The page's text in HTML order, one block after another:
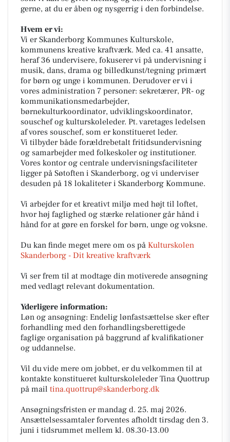
gerne, at du er åben og nysgerrig i den forbindelse.
Hvem er vi:
Vi er Skanderborg Kommunes Kulturskole,
kommunens kreative kraftværk. Med ca. 41 ansatte,
heraf 36 undervisere, fokuserer vi på undervisning i
musik, dans, drama og billedkunst/tegning primært
for børn og unge i kommunen. Derudover er vi i
vores administration 7 personer: sekretærer, PR- og
kommunikationsmedarbejder,
børnekulturkoordinator, udviklingskoordinator,
souschef og kulturskoleleder. Pt. varetages ledelsen
af vores souschef, som er konstitueret leder.
Vi tilbyder både forældrebetalt fritidsundervisning
og samarbejder med folkeskoler og institutioner.
Vores kontor og centrale undervisningsfaciliteter
ligger på Søtoften i Skanderborg, og vi underviser
desuden på 18 lokaliteter i Skanderborg Kommune.
Vi arbejder for et kreativt miljø med højt til loftet,
hvor høj faglighed og stærke relationer går hånd i
hånd for at gøre en forskel for børn, unge og voksne.
Du kan finde meget mere om os på Kulturskolen
Skanderborg - Dit kreative kraftværk
Vi ser frem til at modtage din motiverede ansøgning
med vedlagt relevant dokumentation.
Yderligere information:
Løn og ansøgning: Endelig lønfastsættelse sker efter
forhandling med den forhandlingsberettigede
faglige organisation på baggrund af kvalifikationer
og uddannelse.
Vil du vide mere om jobbet, er du velkommen til at
kontakte konstitueret kulturskoleleder Tina Quottrup
på mail tina.quottrup@skanderborg.dk
Ansøgningsfristen er mandag d. 25. maj 2026.
Ansættelsessamtaler forventes afholdt tirsdag den 3.
juni i tidsrummet mellem kl. 08.30-13.00